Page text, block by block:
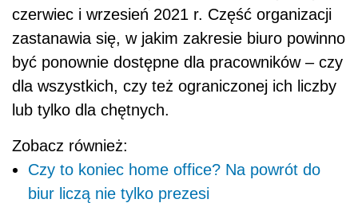
czerwiec i wrzesień 2021 r. Część organizacji
zastanawia się, w jakim zakresie biuro powinno
być ponownie dostępne dla pracowników – czy
dla wszystkich, czy też ograniczonej ich liczby
lub tylko dla chętnych.
Zobacz również:
Czy to koniec home office? Na powrót do
biur liczą nie tylko prezesi